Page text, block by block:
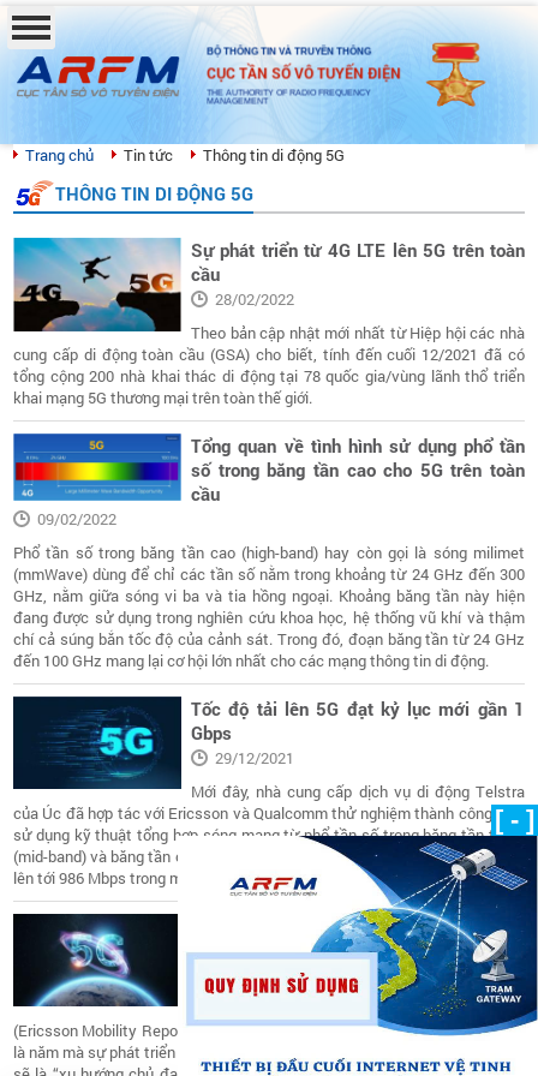
BỘ THÔNG TIN VÀ TRUYỀN THÔNG
CỤC TẦN SỐ VÔ TUYẾN ĐIỆN
THE AUTHORITY OF RADIO FREQUENCY
MANAGEMENT
Trang chủ Tin tức Thông tin di động 5G
THÔNG TIN DI ĐỘNG 5G
Sự phát triển từ 4G LTE lên 5G trên toàn
cầu
28/02/2022
Theo bản cập nhật mới nhất từ Hiệp hội các nhà
cung cấp di động toàn cầu (GSA) cho biết, tính đến cuối 12/2021 đã có
tổng cộng 200 nhà khai thác di động tại 78 quốc gia/vùng lãnh thổ triển
khai mạng 5G thương mại trên toàn thế giới.
Tổng quan về tình hình sử dụng phổ tần
số trong băng tần cao cho 5G trên toàn
cầu
09/02/2022
Phổ tần số trong băng tần cao (high-band) hay còn gọi là sóng milimet
(mmWave) dùng để chỉ các tần số nằm trong khoảng từ 24 GHz đến 300
GHz, nằm giữa sóng vi ba và tia hồng ngoại. Khoảng băng tần này hiện
đang được sử dụng trong nghiên cứu khoa học, hệ thống vũ khí và thậm
chí cả súng bắn tốc độ của cảnh sát. Trong đó, đoạn băng tần từ 24 GHz
đến 100 GHz mang lại cơ hội lớn nhất cho các mạng thông tin di động.
Tốc độ tải lên 5G đạt kỷ lục mới gần 1
Gbps
29/12/2021
Mới đây, nhà cung cấp dịch vụ di động Telstra
của Úc đã hợp tác với Ericsson và Qualcomm thử nghiệm thành công việc
sử dụng kỹ thuật tổng hợp sóng mang từ phổ tần số trong băng tần trung
(mid-band) và băng tần cao (mmWave) và đạt được tốc độ tải lên cao nhất
lên tới 986 Mbps trong mạng 5G thương mại.
5G sẽ là xu hướng chủ đạo vào năm
2027
14/12/2021
Theo Báo cáo di động mới nhất của Ericsson
(Ericsson Mobility Report) phát hành tháng 11/2021 cho biết, năm 2027 sẽ
là năm mà sự phát triển của 5G thực sự rõ ràng trên toàn cầu. Thuê bao 5G
[ - ]